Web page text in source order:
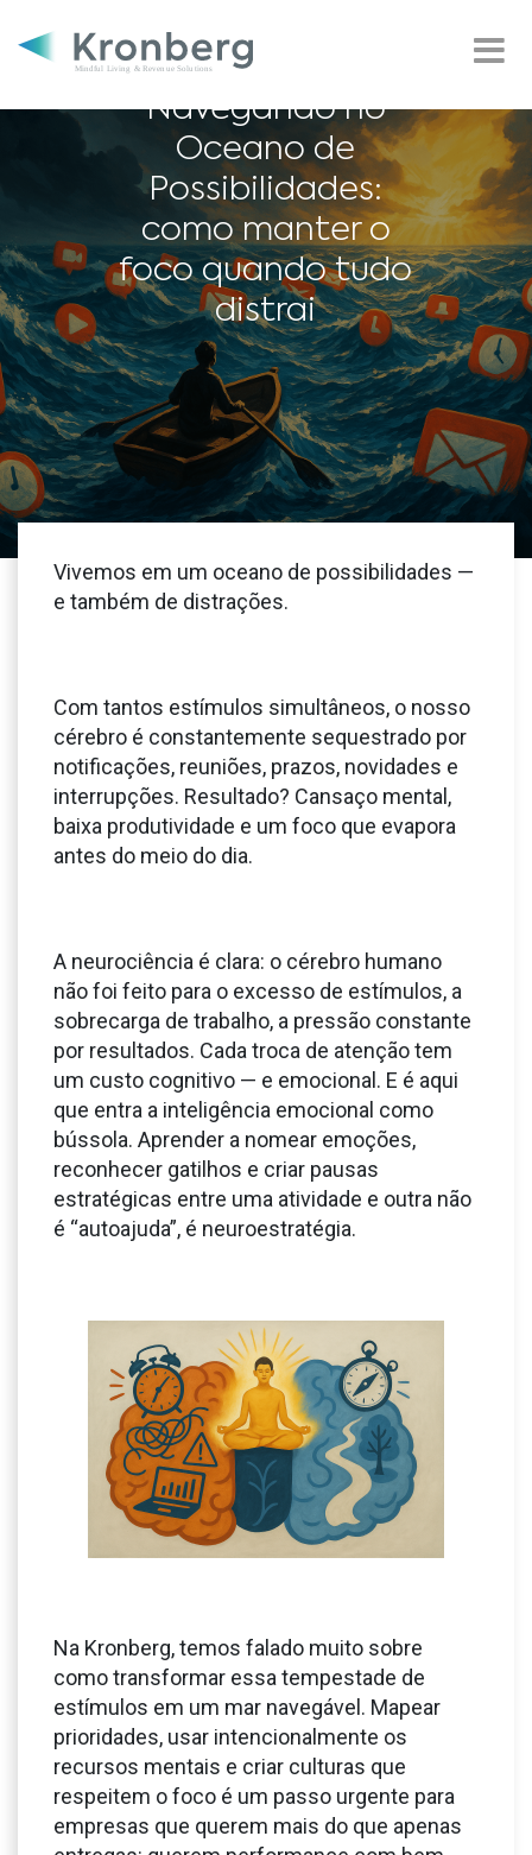
Navegando no
Oceano de
Possibilidades:
como manter o
foco quando tudo
distrai
Vivemos em um oceano de possibilidades —
e também de distrações.
Com tantos estímulos simultâneos, o nosso
cérebro é constantemente sequestrado por
notificações, reuniões, prazos, novidades e
interrupções. Resultado? Cansaço mental,
baixa produtividade e um foco que evapora
antes do meio do dia.
A neurociência é clara: o cérebro humano
não foi feito para o excesso de estímulos, a
sobrecarga de trabalho, a pressão constante
por resultados. Cada troca de atenção tem
um custo cognitivo — e emocional. E é aqui
que entra a inteligência emocional como
bússola. Aprender a nomear emoções,
reconhecer gatilhos e criar pausas
estratégicas entre uma atividade e outra não
é “autoajuda”, é neuroestratégia.
Na Kronberg, temos falado muito sobre
como transformar essa tempestade de
estímulos em um mar navegável. Mapear
prioridades, usar intencionalmente os
recursos mentais e criar culturas que
respeitem o foco é um passo urgente para
empresas que querem mais do que apenas